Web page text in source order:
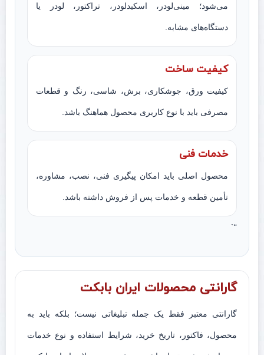
می‌شود؛ مینی‌لودر، اسکیدلودر، تراکتور، لودر یا
دستگاه‌های مشابه.
کیفیت ساخت
کیفیت ورق، جوشکاری، برش، شاسی، رنگ و قطعات
مصرفی باید با نوع کاربری محصول هماهنگ باشد.
خدمات فنی
محصول اصلی باید امکان پیگیری فنی، نصب، مشاوره،
تأمین قطعه و خدمات پس از فروش داشته باشد.
“`
گارانتی محصولات ایران بابکت
گارانتی معتبر فقط یک جمله تبلیغاتی نیست؛ بلکه باید به
محصول، فاکتور، تاریخ خرید، شرایط استفاده و نوع خدمات